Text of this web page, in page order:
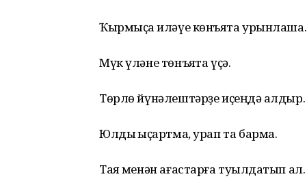
Ҡырмыҫҡа иләүе көнъяҡта урынлаша.
Мүк үләне төнъяҡта үҫә.
Төрлө йүнәлештәрҙе иҫеңдә ҡалдыр.
Юлды ҡыҫҡартма, урап та барма.
Таяҡ менән ағастарға туҡылдатып ал.